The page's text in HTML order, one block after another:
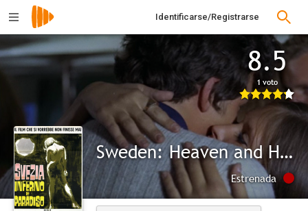
Identificarse/Registrarse
8.5
1 voto
Sweden: Heaven and Hell
Estrenada